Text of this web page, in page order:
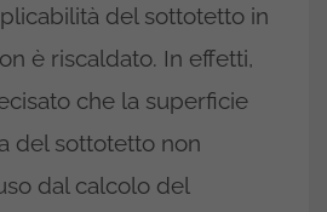
del sottotetto in
è riscaldato. In effetti,
che la superficie
del sottotetto non
dal calcolo del